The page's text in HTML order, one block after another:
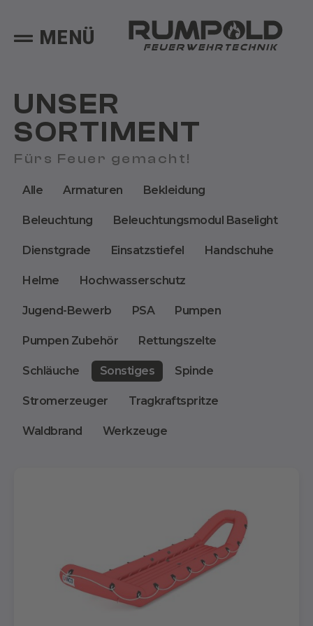
MENÜ
UNSER
SORTIMENT
Fürs Feuer gemacht!
Alle Armaturen Bekleidung
Beleuchtung Beleuchtungsmodul Baselight
Dienstgrade Einsatzstiefel Handschuhe
Helme Hochwasserschutz
Jugend-Bewerb PSA Pumpen
Pumpen Zubehör Rettungszelte
Schläuche Sonstiges Spinde
Stromerzeuger Tragkraftspritze
Waldbrand Werkzeuge